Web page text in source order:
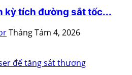
kỳ tích đường sắt tốc...
Tháng Tám 4, 2026